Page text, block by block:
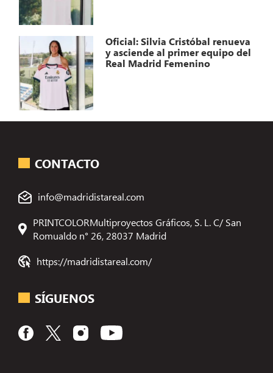
Oficial: Silvia Cristóbal renueva
y asciende al primer equipo del
Real Madrid Femenino
CONTACTO
info@madridistareal.com
PRINTCOLORMultiproyectos Gráficos, S. L. C/ San
Romualdo n° 26, 28037 Madrid
https://madridistareal.com/
SÍGUENOS